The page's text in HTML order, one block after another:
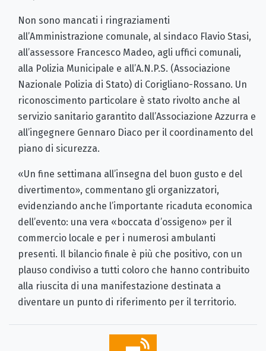
Non sono mancati i ringraziamenti
all’Amministrazione comunale, al sindaco Flavio Stasi,
all’assessore Francesco Madeo, agli uffici comunali,
alla Polizia Municipale e all’A.N.P.S. (Associazione
Nazionale Polizia di Stato) di Corigliano-Rossano. Un
riconoscimento particolare è stato rivolto anche al
servizio sanitario garantito dall’Associazione Azzurra e
all’ingegnere Gennaro Diaco per il coordinamento del
piano di sicurezza.
«Un fine settimana all’insegna del buon gusto e del
divertimento», commentano gli organizzatori,
evidenziando anche l’importante ricaduta economica
dell’evento: una vera «boccata d’ossigeno» per il
commercio locale e per i numerosi ambulanti
presenti. Il bilancio finale è più che positivo, con un
plauso condiviso a tutti coloro che hanno contribuito
alla riuscita di una manifestazione destinata a
diventare un punto di riferimento per il territorio.